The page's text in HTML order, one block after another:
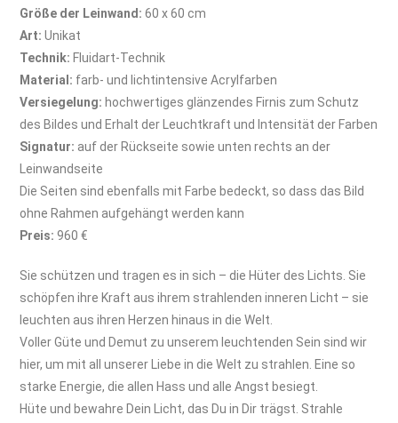
Größe der Leinwand: 60 x 60 cm
Art: Unikat
Technik: Fluidart-Technik
Material: farb- und lichtintensive Acrylfarben
Versiegelung: hochwertiges glänzendes Firnis zum Schutz
des Bildes und Erhalt der Leuchtkraft und Intensität der Farben
Signatur: auf der Rückseite sowie unten rechts an der
Leinwandseite
Die Seiten sind ebenfalls mit Farbe bedeckt, so dass das Bild
ohne Rahmen aufgehängt werden kann
Preis: 960 €
Sie schützen und tragen es in sich – die Hüter des Lichts. Sie
schöpfen ihre Kraft aus ihrem strahlenden inneren Licht – sie
leuchten aus ihren Herzen hinaus in die Welt.
Voller Güte und Demut zu unserem leuchtenden Sein sind wir
hier, um mit all unserer Liebe in die Welt zu strahlen. Eine so
starke Energie, die allen Hass und alle Angst besiegt.
Hüte und bewahre Dein Licht, das Du in Dir trägst. Strahle